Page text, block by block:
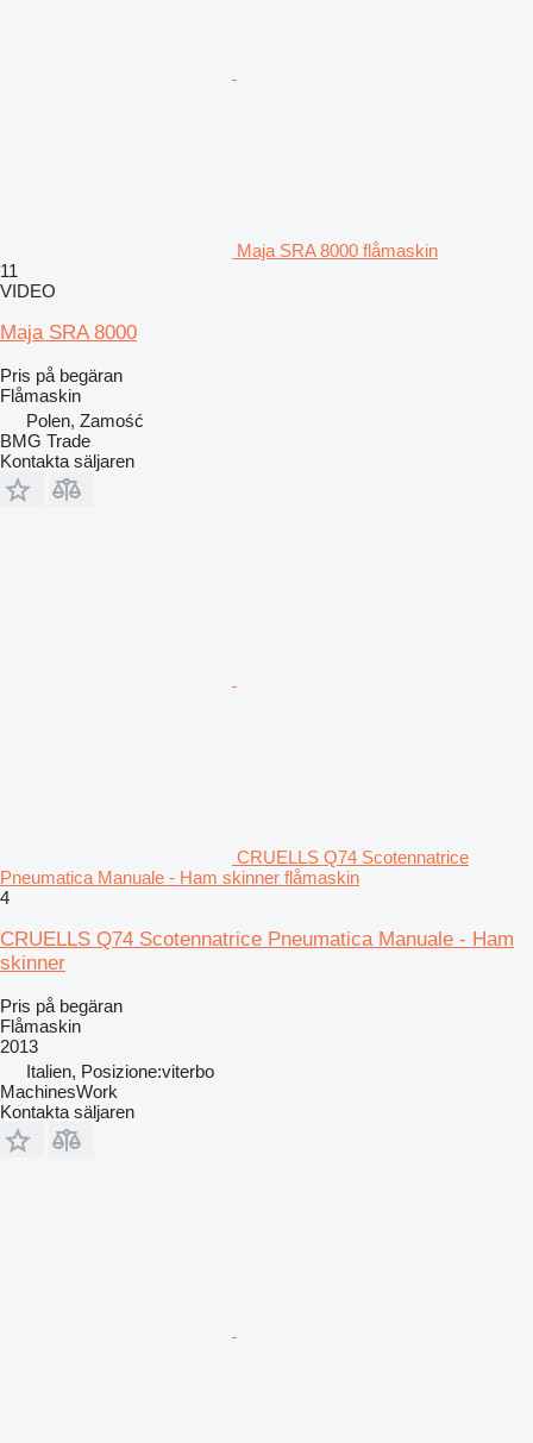
Maja SRA 8000 flåmaskin
11
VIDEO
Maja SRA 8000
Pris på begäran
Flåmaskin
Polen, Zamość
BMG Trade
Kontakta säljaren
CRUELLS Q74 Scotennatrice
Pneumatica Manuale - Ham skinner flåmaskin
4
CRUELLS Q74 Scotennatrice Pneumatica Manuale - Ham
skinner
Pris på begäran
Flåmaskin
2013
Italien, Posizione:viterbo
MachinesWork
Kontakta säljaren